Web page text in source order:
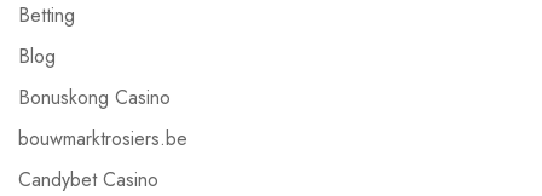
Betting
Blog
Bonuskong Casino
bouwmarktrosiers.be
Candybet Casino